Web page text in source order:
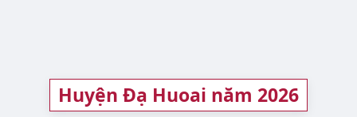
Huyện Đạ Huoai năm 2026